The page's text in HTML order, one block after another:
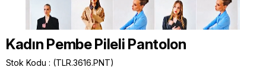
Kadın Pembe Pileli Pantolon
Stok Kodu (TLR.3616.PNT)